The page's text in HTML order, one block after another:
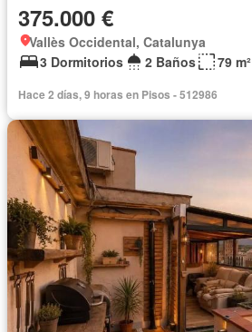
375.000 €
Vallès Occidental, Catalunya
3 Dormitorios
2 Baños 79 m²
Hace 2 días, 9 horas en Pisos - 512986